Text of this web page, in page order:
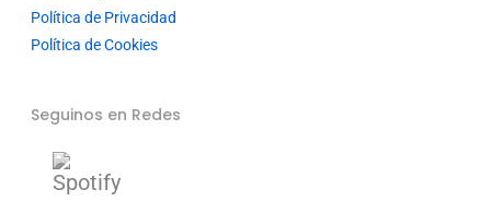
Política de Privacidad
Política de Cookies
Seguinos en Redes